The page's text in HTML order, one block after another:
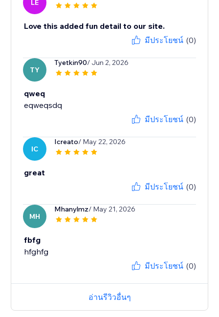
LE
Love this added fun detail to our site.
มีประโยชน์ (0)
TY
Tyetkin90/ Jun 2, 2026
qweq
eqweqsdq
มีประโยชน์ (0)
IC
Icreato/ May 22, 2026
great
มีประโยชน์ (0)
MH
Mhanylmz/ May 21, 2026
fbfg
hfghfg
มีประโยชน์ (0)
อ่านรีวิวอื่นๆ